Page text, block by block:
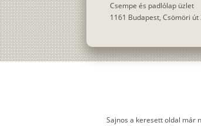
Csempe és padlólap üzlet
1161 Budapest, Csömöri út
Sajnos a keresett oldal már